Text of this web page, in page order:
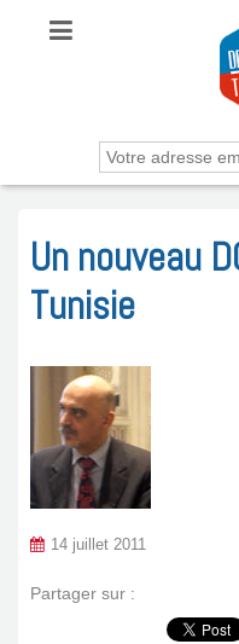
Un nouveau
Tunisie
14 juillet 2011
Partager sur :